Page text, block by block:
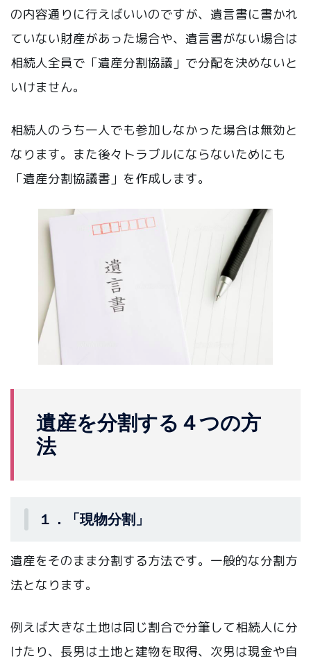
の内容通りに行えばいいのですが、遺言書に書かれ
ていない財産があった場合や、遺言書がない場合は
相続人全員で「遺産分割協議」で分配を決めないと
いけません。
相続人のうち一人でも参加しなかった場合は無効と
なります。また後々トラブルにならないためにも
「遺産分割協議書」を作成します。
遺産を分割する４つの方
法
１．「現物分割」
遺産をそのまま分割する方法です。一般的な分割方
法となります。
例えば大きな土地は同じ割合で分筆して相続人に分
けたり、長男は土地と建物を取得、次男は現金や自